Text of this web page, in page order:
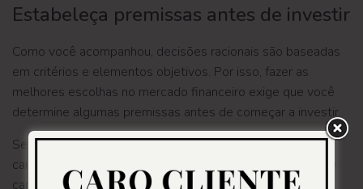
Estabeleça premissas antes de investir
Como você acompanhou, decisões racionais são baseadas
em critérios e elementos objetivos. Por isso, fazer as
melhores escolhas no mercado financeiro exige que você
determine algumas premissas antes de começar a investir.
Se você decidir que deseja ter boas empresas na sua
carteira de ações, por exemplo, é importante definir o que
caracteriza uma companhia de qualidade para você.